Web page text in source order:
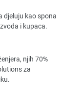
djeluju kao spona
i kupaca.
njih 70%
za